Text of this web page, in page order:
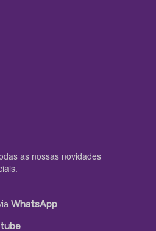
as nossas novidades
WhatsApp